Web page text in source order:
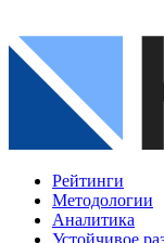
Рейтинги
Методологии
Аналитика